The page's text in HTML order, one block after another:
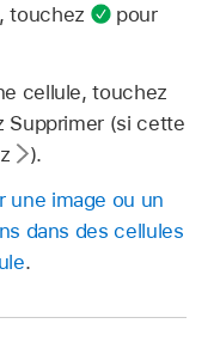
touchez
pour
cellule, touchez
Supprimer (si cette
).
une image ou un
dans des cellules
.